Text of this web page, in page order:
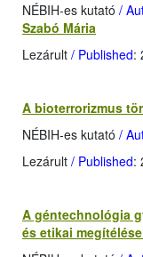
NÉBIH-es kutató /
Szabó Mária
Lezárult / Published:
A bioterrorizmus
NÉBIH-es kutató /
Lezárult / Published:
A géntechnológia
és etikai